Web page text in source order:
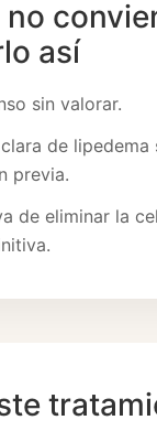
así
sin valorar.
de lipedema
previa.
de eliminar la